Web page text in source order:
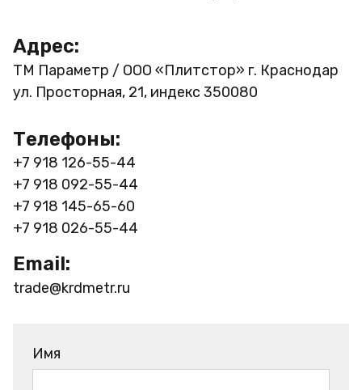
Адрес:
ТМ Параметр / ООО «Плитстор» г. Краснодар
ул. Просторная, 21, индекс 350080
Телефоны:
+7 918 126-55-44
+7 918 092-55-44
+7 918 145-65-60
+7 918 026-55-44
Email:
trade@krdmetr.ru
Имя